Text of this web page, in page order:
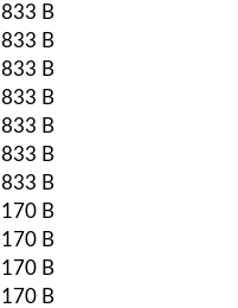
833 B
833 B
833 B
833 B
833 B
833 B
833 B
170 B
170 B
170 B
170 B